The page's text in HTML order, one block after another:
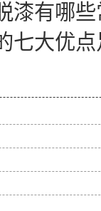
漆有哪
七大优